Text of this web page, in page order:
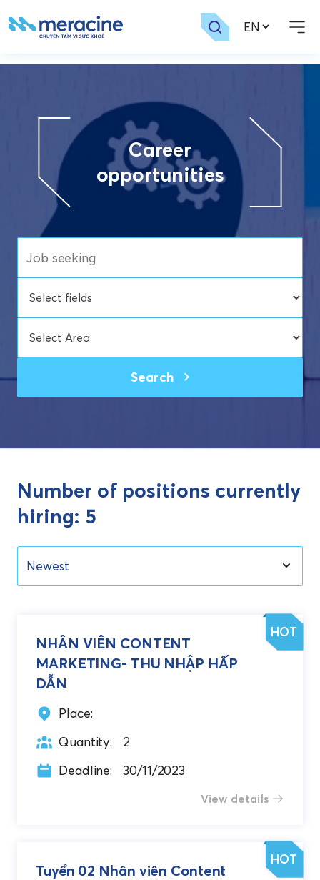
Career
opportunities
Search
Number of positions currently
hiring: 5
Newest
HOT
NHÂN VIÊN CONTENT
MARKETING- THU NHẬP HẤP
DẪN
Place:
Quantity:
2
Deadline:
30/11/2023
View details
HOT
Tuyển 02 Nhân viên Content